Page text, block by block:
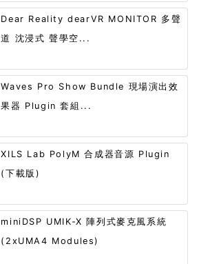
Dear Reality dearVR MONITOR 多聲
道 沈浸式 聲學空...
Waves Pro Show Bundle 現場演出效
果器 Plugin 套組...
XILS Lab PolyM 合成器音源 Plugin
(下載版)
miniDSP UMIK-X 陣列式麥克風系統
(2xUMA4 Modules)